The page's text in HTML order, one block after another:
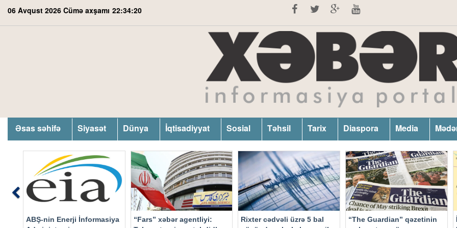
06 Avqust 2026 Cümə axşamı 22:34:21
Əsas səhifə Siyasət Dünya İqtisadiyyat Sosial Təhsil Tarix Diaspora Media
ABŞ-nin Enerji İnformasiya
“Fars” xəbər agentliyi:
Rixter cədvəli üzrə 5 bal
“The Guardian” qəzetinin
Previous